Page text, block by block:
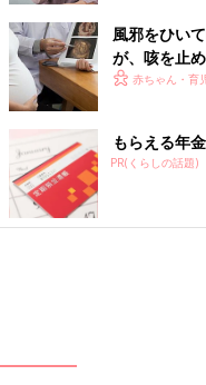
風邪をひい
が、咳を止
にちのたま
赤ちゃん・育
もらえる年
PR(くらしの話題)